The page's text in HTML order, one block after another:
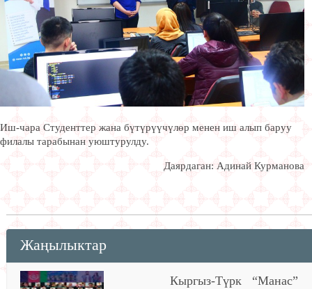
Иш-чара Студенттер жана бүтүрүүчүлөр менен иш алып баруу
филалы тарабынан уюштурулду.
Даярдаган: Адинай Курманова
Жаңылыктар
Кыргыз-Түрк “Манас”